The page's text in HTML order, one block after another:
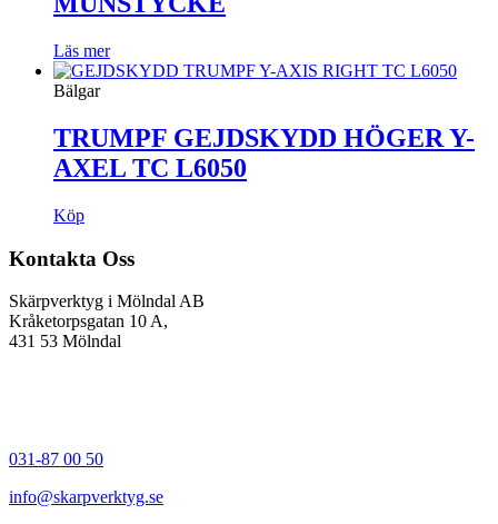
Läs mer
Bälgar
TRUMPF GEJDSKYDD HÖGER Y-
AXEL TC L6050
Köp
Kontakta Oss
Skärpverktyg i Mölndal AB
Kråketorpsgatan 10 A,
431 53 Mölndal
031-87 00 50
info@skarpverktyg.se